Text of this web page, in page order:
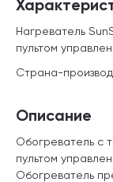
Описание
Обогреватель с
пультом
Обогреватель
Нагреватель
пультом
Страна-